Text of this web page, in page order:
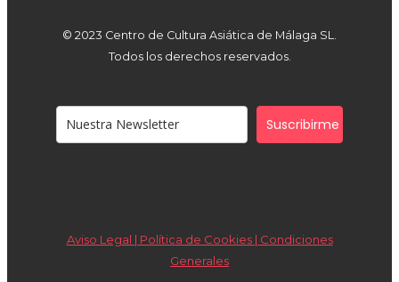
© 2023 Centro de Cultura Asiática de Málaga SL.
Todos los derechos reservados.
Suscribirme
Aviso Legal | Política de Cookies | Condiciones
Generales